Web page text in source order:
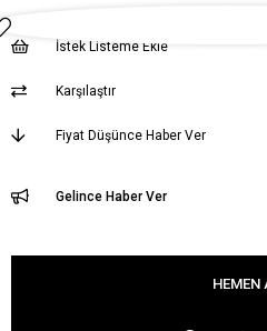
İstek Listeme Ekle
Karşılaştır
Fiyat Düşünce Haber Ver
Gelince Haber Ver